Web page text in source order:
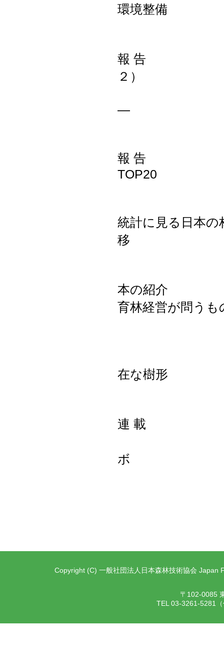
環境
報 告 イタ
２）
報 告 革新
統計に見る日本
本の紹介 諸
育林経営が
在な
連 載 東日
Copyright (C) 一般社団法人日本森林技術協会
〒102-0085
TEL 03-3261-5281